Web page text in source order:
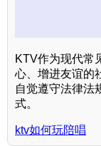
KTV作为现代常
心、增进友谊的
自觉遵守法律法
式。
ktv如何玩陪唱